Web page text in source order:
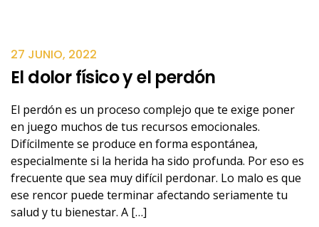
27 JUNIO, 2022
El dolor físico y el perdón
El perdón es un proceso complejo que te exige poner
en juego muchos de tus recursos emocionales.
Difícilmente se produce en forma espontánea,
especialmente si la herida ha sido profunda. Por eso es
frecuente que sea muy difícil perdonar. Lo malo es que
ese rencor puede terminar afectando seriamente tu
salud y tu bienestar. A […]